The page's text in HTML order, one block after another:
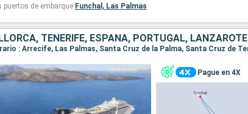
puertos de embarque: Funchal, Las Palmas
TENERIFE, ESPAÑA, PORTUGAL, LANZAROTE
Pague en 4X